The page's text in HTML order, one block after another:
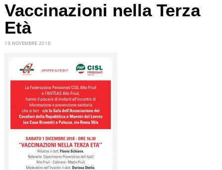
Vaccinazioni nella Terza
Età
19 NOVEMBRE 2018